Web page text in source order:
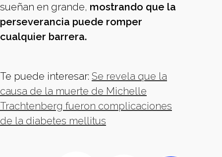
sueñan en grande, mostrando que la
perseverancia puede romper
cualquier barrera.
Te puede interesar: Se revela que la
causa de la muerte de Michelle
Trachtenberg fueron complicaciones
de la diabetes mellitus